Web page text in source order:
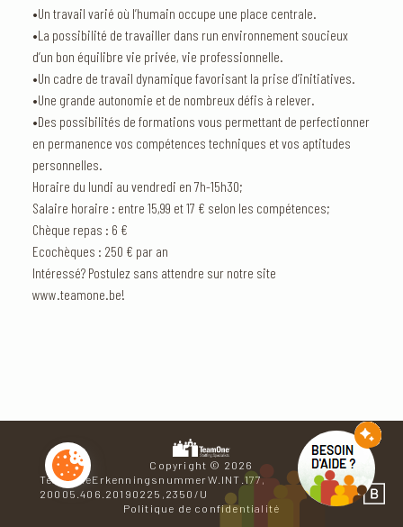
•Un travail varié où l’humain occupe une place centrale.
•La possibilité de travailler dans run environnement soucieux
d’un bon équilibre vie privée, vie professionnelle.
•Un cadre de travail dynamique favorisant la prise d’initiatives.
•Une grande autonomie et de nombreux défis à relever.
•Des possibilités de formations vous permettant de perfectionner
en permanence vos compétences techniques et vos aptitudes
personnelles.
Horaire du lundi au vendredi en 7h-15h30;
Salaire horaire : entre 15,99 et 17 € selon les compétences;
Chèque repas : 6 €
Ecochèques : 250 € par an
Intéressé? Postulez sans attendre sur notre site
www.teamone.be!
Copyright © 2026
TeamOneErkenningsnummerW.INT.177,
20005.406.20190225,2350/U
Politique de confidentialité
Se